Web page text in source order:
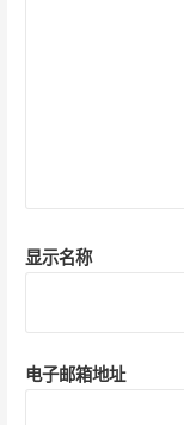
显示名称
电子邮箱地址